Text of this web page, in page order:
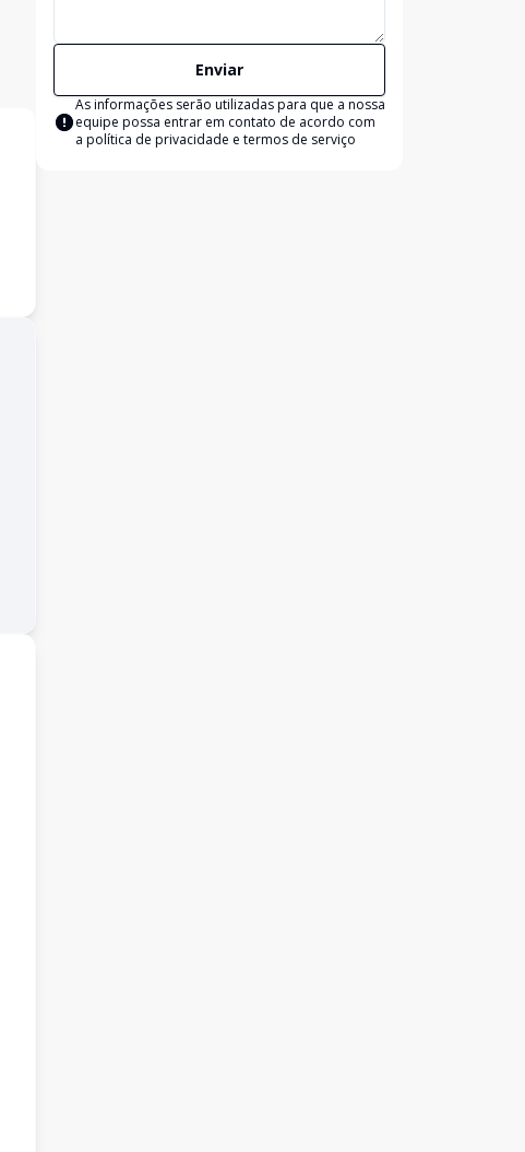
Enviar
As informações serão utilizadas para que a nossa
equipe possa entrar em contato de acordo com
a política de privacidade e termos de serviço